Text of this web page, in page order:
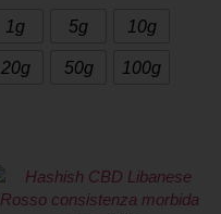
1g 5g 10g
20g 50g 100g